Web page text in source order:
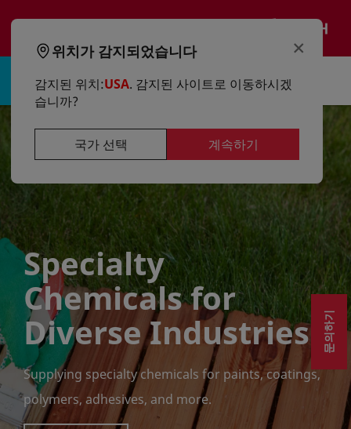
로그인 | 가입하기
Specialty
Chemicals for
Diverse Industries
Supplying specialty chemicals for paints, coatings,
polymers, adhesives, and more.
문의하기
×
위치가 감지되었습니다
감지된 위치:USA. 감지된 사이트로 이동하시겠
습니까?
국가 선택 계속하기